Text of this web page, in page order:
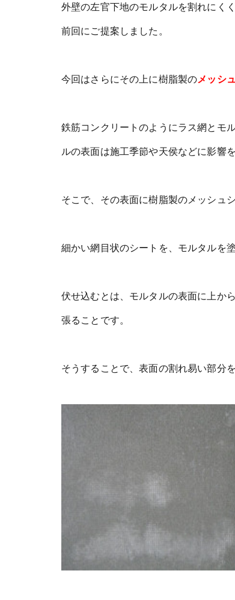
外壁の左官下地のモルタルを割れにく
前回にご提案しました。
今回はさらにその上に樹脂製のメッシ
鉄筋コンクリートのようにラス網とモ
ルの表面は施工季節や天侯などに影響
そこで、その表面に樹脂製のメッシュ
細かい網目状のシートを、モルタルを
伏せ込むとは、モルタルの表面に上か
張ることです。
そうすることで、表面の割れ易い部分